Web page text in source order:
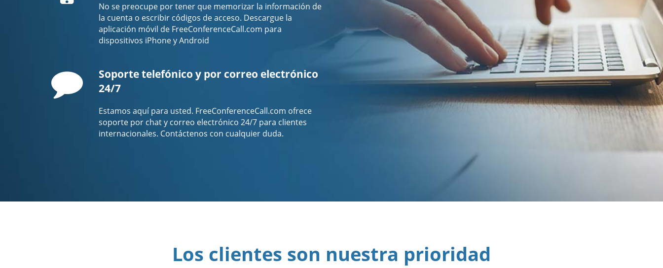
No se preocupe por tener que memorizar la información de
la cuenta o escribir códigos de acceso. Descargue la
aplicación móvil de FreeConferenceCall.com para
dispositivos iPhone y Android
Comment
Soporte telefónico y por correo electrónico
24/7
Estamos aquí para usted. FreeConferenceCall.com ofrece
soporte por chat y correo electrónico 24/7 para clientes
internacionales. Contáctenos con cualquier duda.
Los clientes son nuestra prioridad